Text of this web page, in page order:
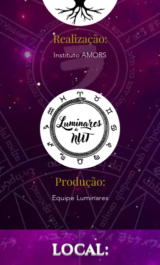
Realização:
Instituto AMORS
Produção:
Equipe Luminares
LOCAL: